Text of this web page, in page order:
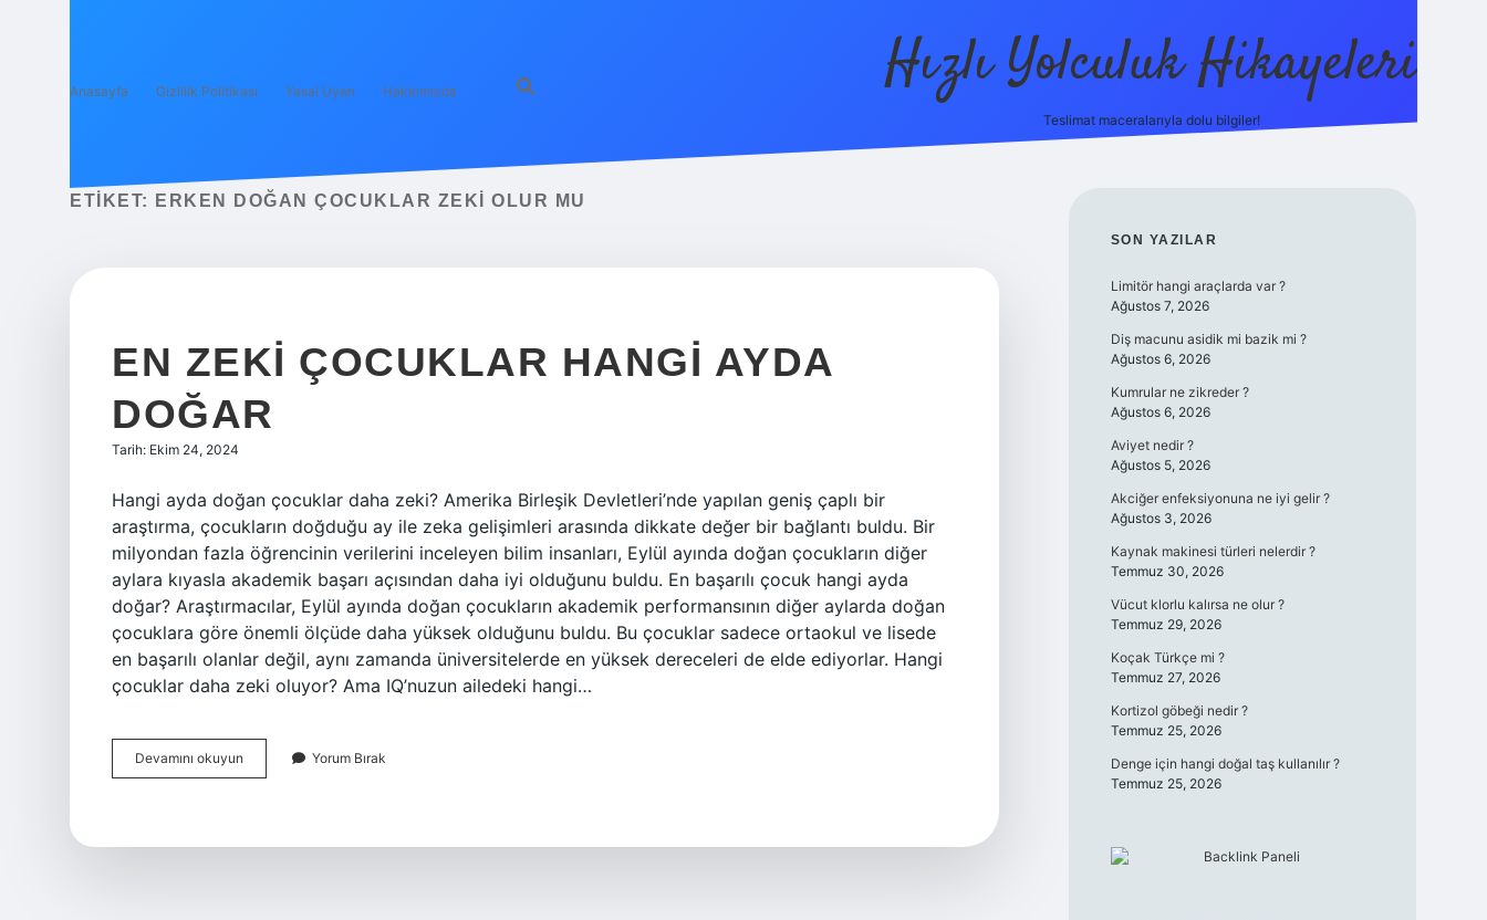
Anasayfa Gizlilik Politikası Yasal Uyarı Hakkımızda Hızlı Yolculuk Hikayeleri
Teslimat maceralarıyla dolu bilgiler!
ETIKET: ERKEN DOĞAN ÇOCUKLAR ZEKI OLUR MU
EN ZEKI ÇOCUKLAR HANGI AYDA
DOĞAR
Tarih: Ekim 24, 2024
Hangi ayda doğan çocuklar daha zeki? Amerika Birleşik Devletleri’nde yapılan geniş çaplı bir
araştırma, çocukların doğduğu ay ile zeka gelişimleri arasında dikkate değer bir bağlantı buldu. Bir
milyondan fazla öğrencinin verilerini inceleyen bilim insanları, Eylül ayında doğan çocukların diğer
aylara kıyasla akademik başarı açısından daha iyi olduğunu buldu. En başarılı çocuk hangi ayda
doğar? Araştırmacılar, Eylül ayında doğan çocukların akademik performansının diğer aylarda doğan
çocuklara göre önemli ölçüde daha yüksek olduğunu buldu. Bu çocuklar sadece ortaokul ve lisede
en başarılı olanlar değil, aynı zamanda üniversitelerde en yüksek dereceleri de elde ediyorlar. Hangi
çocuklar daha zeki oluyor? Ama IQ’nuzun ailedeki hangi…
Devamını okuyun
Zeki
Yorum Bırak
SIDEBAR
SON YAZILAR
Limitör hangi araçlarda var ?
Ağustos 7, 2026
Diş macunu asidik mi bazik mi ?
Ağustos 6, 2026
Kumrular ne zikreder ?
Ağustos 6, 2026
Aviyet nedir ?
Ağustos 5, 2026
Akciğer enfeksiyonuna ne iyi gelir ?
Ağustos 3, 2026
Kaynak makinesi türleri nelerdir ?
Temmuz 30, 2026
Vücut klorlu kalırsa ne olur ?
Temmuz 29, 2026
Koçak Türkçe mi ?
Temmuz 27, 2026
Kortizol göbeği nedir ?
Temmuz 25, 2026
Denge için hangi doğal taş kullanılır ?
Temmuz 25, 2026